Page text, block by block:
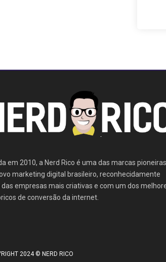
em 2010, a Nerd Rico é uma das marcas pioneiras
marketing digital brasileiro, reconhecidamente
empresas mais criativas e com um dos
de conversão da internet.
2024 © NERD RICO